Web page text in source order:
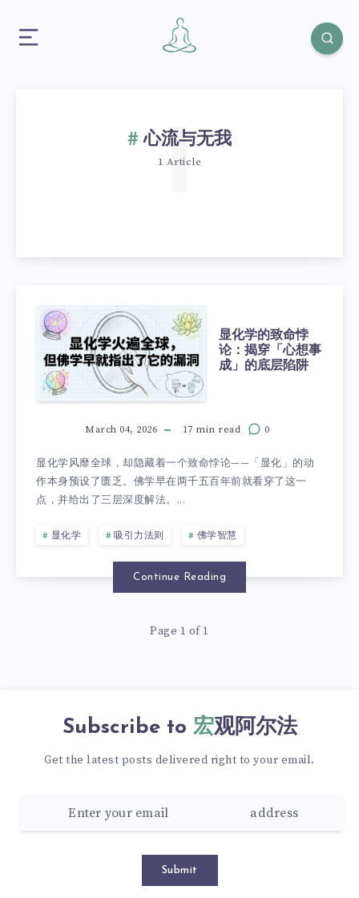
心流与无我
1 Article
1
显化学的致命悖
论：揭穿「心想事
成」的底层陷阱
March 04, 2026 17 min read 0
显化学风靡全球，却隐藏着一个致命悖论——「显化」的动
作本身预设了匮乏。佛学早在两千五百年前就看穿了这一
点，并给出了三层深度解法。...
显化学 吸引力法则 佛学智慧
Continue Reading
Page 1 of 1
Subscribe to 宏观阿尔法
Get the latest posts delivered right to your email.
Submit